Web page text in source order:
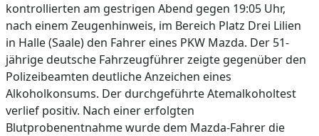
kontrollierten am gestrigen Abend gegen 19:05 Uhr,
nach einem Zeugenhinweis, im Bereich Platz Drei Lilien
in Halle (Saale) den Fahrer eines PKW Mazda. Der 51-
jährige deutsche Fahrzeugführer zeigte gegenüber den
Polizeibeamten deutliche Anzeichen eines
Alkoholkonsums. Der durchgeführte Atemalkoholtest
verlief positiv. Nach einer erfolgten
Blutprobenentnahme wurde dem Mazda-Fahrer die